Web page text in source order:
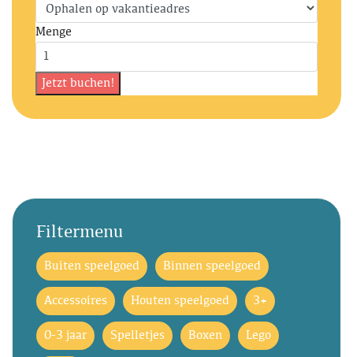
Menge
Filtermenu
Buiten speelgoed Binnen speelgoed
Accessoires Houten speelgoed 3+
0-3 jaar Spelletjes Boxen Lego